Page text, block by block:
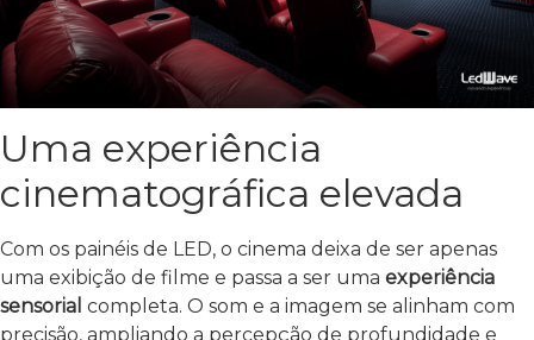
Uma experiência
cinematográfica elevada
Com os painéis de LED, o cinema deixa de ser apenas
uma exibição de filme e passa a ser uma experiência
sensorial completa. O som e a imagem se alinham com
precisão, ampliando a percepção de profundidade e